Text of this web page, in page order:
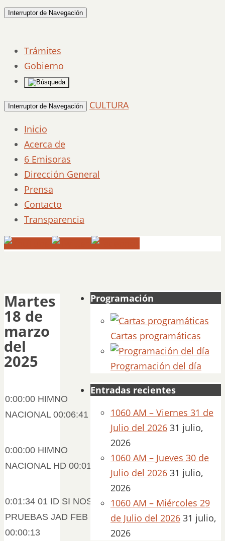
Interruptor de Navegación
Trámites
Gobierno
Interruptor de Navegación
CULTURA
Inicio
Acerca de
6 Emisoras
Dirección General
Prensa
Contacto
Transparencia
Martes
18 de
marzo
del
2025
0:00:00 HIMNO
NACIONAL 00:06:41
0:00:00 HIMNO
NACIONAL HD 00:01:34
0:01:34 01 ID SI NOS
PRUEBAS JAD FEB 2025
00:00:13
Programación
Cartas programáticas
Programación del día
Entradas recientes
1060 AM – Viernes 31 de
Julio del 2026 31 julio,
2026
1060 AM – Jueves 30 de
Julio del 2026 31 julio,
2026
1060 AM – Miércoles 29
de Julio del 2026 31 julio,
2026